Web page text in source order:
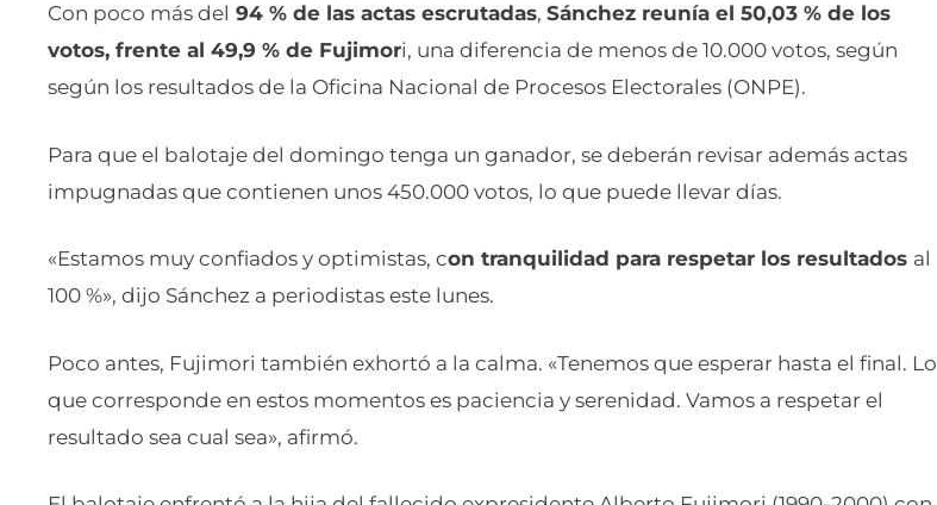
Con poco más del 94 % de las actas escrutadas, Sánchez reunía el 50,03 % de los
votos, frente al 49,9 % de Fujimori, una diferencia de menos de 10.000 votos, según
según los resultados de la Oficina Nacional de Procesos Electorales (ONPE).
Para que el balotaje del domingo tenga un ganador, se deberán revisar además actas
impugnadas que contienen unos 450.000 votos, lo que puede llevar días.
«Estamos muy confiados y optimistas, con tranquilidad para respetar los resultados al
100 %», dijo Sánchez a periodistas este lunes.
Poco antes, Fujimori también exhortó a la calma. «Tenemos que esperar hasta el final. Lo
que corresponde en estos momentos es paciencia y serenidad. Vamos a respetar el
resultado sea cual sea», afirmó.